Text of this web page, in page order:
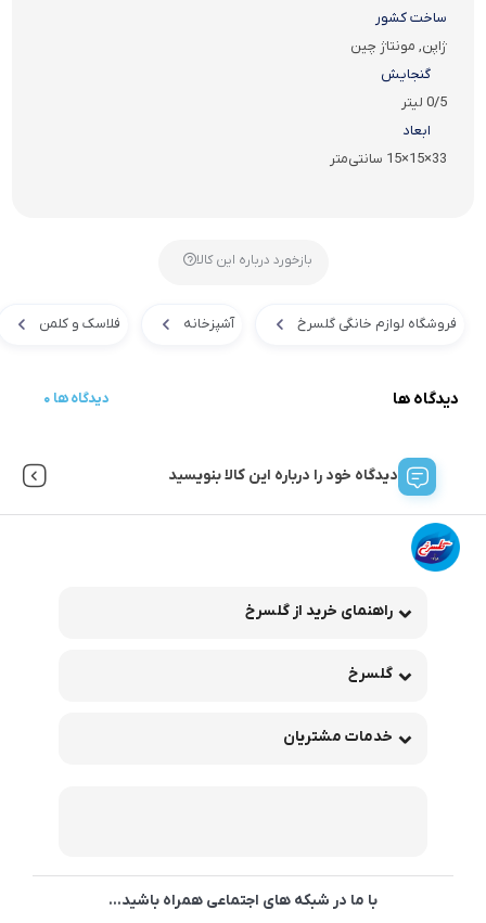
ساخت کشور
ژاپن, مونتاژ چین
گنجایش
0/5 لیتر
ابعاد
33×15×15 سانتی‌متر
بازخورد درباره این کالا
فروشگاه لوازم خانگی گلسرخ آشپزخانه فلاسک و کلمن
دیدگاه ها 0 دیدگاه ها
دیدگاه خود را درباره این کالا بنویسید
راهنمای خرید از گلسرخ
گلسرخ
خدمات مشتریان
با ما در شبکه های اجتماعی همراه باشید...